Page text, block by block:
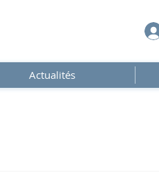
Actualités